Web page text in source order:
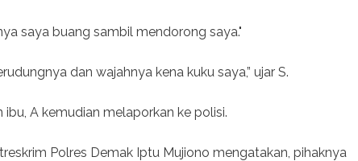
saya buang sambil mendorong saya."
dan wajahnya kena kuku saya,” ujar S.
A kemudian melaporkan ke polisi.
Polres Demak Iptu Mujiono mengatakan, pihaknya